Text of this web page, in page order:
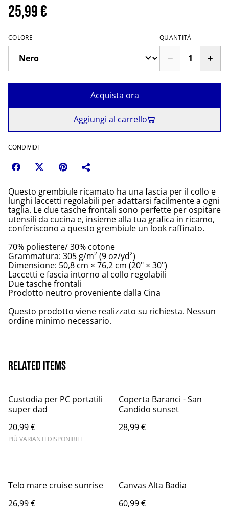
25,99 €
COLORE QUANTITÀ
Acquista ora
Aggiungi al carrello
CONDIVIDI
Questo grembiule ricamato ha una fascia per il collo e
lunghi laccetti regolabili per adattarsi facilmente a ogni
taglia. Le due tasche frontali sono perfette per ospitare
utensili da cucina e, insieme alla tua grafica in ricamo,
conferiscono a questo grembiule un look raffinato.
70% poliestere/ 30% cotone
Grammatura: 305 g/m² (9 oz/yd²)
Dimensione: 50,8 cm × 76,2 cm (20" × 30")
Laccetti e fascia intorno al collo regolabili
Due tasche frontali
Prodotto neutro proveniente dalla Cina
Questo prodotto viene realizzato su richiesta. Nessun
ordine minimo necessario.
Related items
Custodia per PC portatili
super dad
20,99 €
PIÙ VARIANTI DISPONIBILI
Coperta Baranci - San
Candido sunset
28,99 €
Telo mare cruise sunrise
26,99 €
Canvas Alta Badia
60,99 €